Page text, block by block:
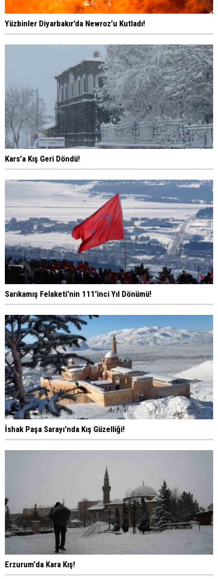
Yüzbinler Diyarbakır’da Newroz’u Kutladı!
Kars’a Kış Geri Döndü!
Sarıkamış Felaketi'nin 111'inci Yıl Dönümü!
İshak Paşa Sarayı'nda Kış Güzelliği!
Erzurum'da Kara Kış!